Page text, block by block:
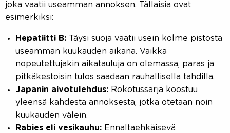
joka vaatii useamman annoksen. Tällaisia ovat
esimerkiksi:
Hepatiitti B: Täysi suoja vaatii usein kolme pistosta
useamman kuukauden aikana. Vaikka
nopeutettujakin aikatauluja on olemassa, paras ja
pitkäkestoisin tulos saadaan rauhallisella tahdilla.
Japanin aivotulehdus: Rokotussarja koostuu
yleensä kahdesta annoksesta, jotka otetaan noin
kuukauden välein.
Rabies eli vesikauhu: Ennaltaehkäisevä